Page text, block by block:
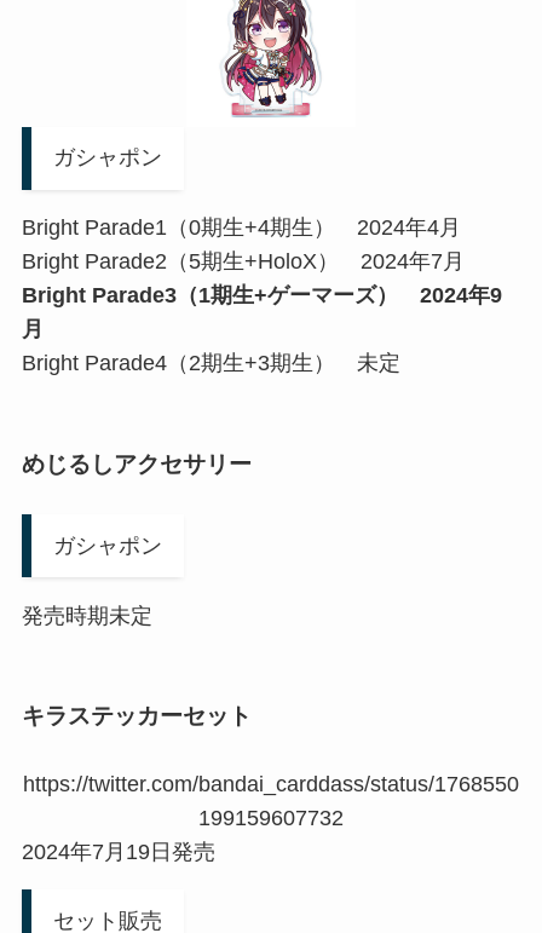
ガシャポン
Bright Parade1（0期生+4期生） 2024年4月
Bright Parade2（5期生+HoloX） 2024年7月
Bright Parade3（1期生+ゲーマーズ） 2024年9
月
Bright Parade4（2期生+3期生） 未定
めじるしアクセサリー
ガシャポン
発売時期未定
キラステッカーセット
https://twitter.com/bandai_carddass/status/1768550
199159607732
2024年7月19日発売
セット販売